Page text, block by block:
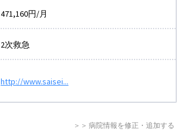
471,160円/月
2次救急
http://www.saisei...
＞＞ 病院情報を修正・追加する